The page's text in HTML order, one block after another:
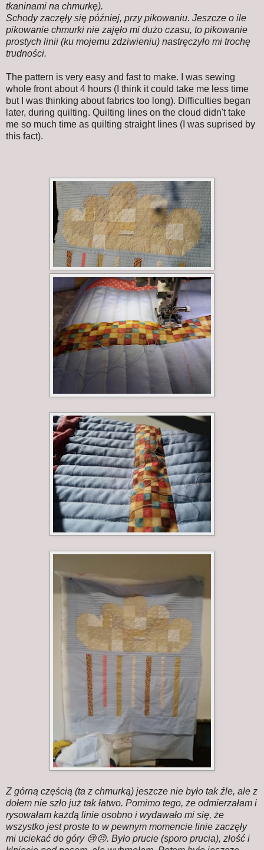
tkaninami na chmurkę).
Schody zaczęły się później, przy pikowaniu. Jeszcze o ile
pikowanie chmurki nie zajęło mi dużo czasu, to pikowanie
prostych linii (ku mojemu zdziwieniu) nastręczyło mi trochę
trudności.
The pattern is very easy and fast to make. I was sewing
whole front about 4 hours (I think it could take me less time
but I was thinking about fabrics too long). Difficulties began
later, during quilting. Quilting lines on the cloud didn't take
me so much time as quilting straight lines (I was suprised by
this fact).
Z górną częścią (ta z chmurką) jeszcze nie było tak źle, ale z
dołem nie szło już tak łatwo. Pomimo tego, że odmierzałam i
rysowałam każdą linie osobno i wydawało mi się, że
wszystko jest proste to w pewnym momencie linie zaczęły
mi uciekać do góry 😢😠. Było prucie (sporo prucia), złość i